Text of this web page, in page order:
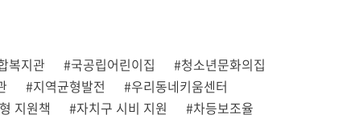
복지관 #국공립어린이집
#청소년문화의집
#지역균형발전
#우리동네키움센터
지원책 #자치구 시비 지원
#차등보조율